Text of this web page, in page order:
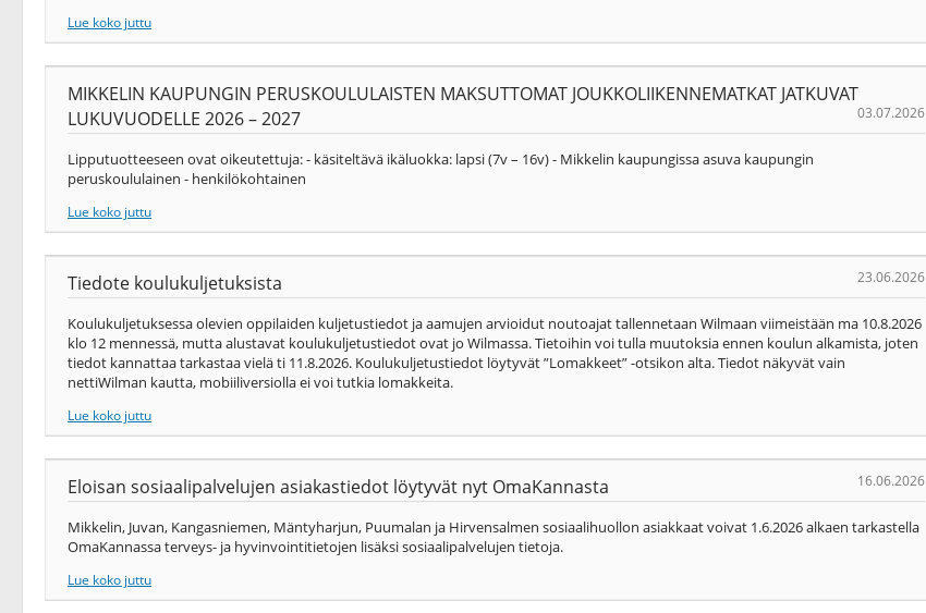
Lue koko juttu
MIKKELIN KAUPUNGIN PERUSKOULULAISTEN MAKSUTTOMAT JOUKKOLIIKENNEMATKAT JATKUVAT
LUKUVUODELLE 2026 – 2027
03.07.2026
Lipputuotteeseen ovat oikeutettuja: - käsiteltävä ikäluokka: lapsi (7v – 16v) - Mikkelin kaupungissa asuva kaupungin
peruskoululainen - henkilökohtainen
Lue koko juttu
Tiedote koulukuljetuksista 23.06.2026
Koulukuljetuksessa olevien oppilaiden kuljetustiedot ja aamujen arvioidut noutoajat tallennetaan Wilmaan viimeistään ma 10.8.2026
klo 12 mennessä, mutta alustavat koulukuljetustiedot ovat jo Wilmassa. Tietoihin voi tulla muutoksia ennen koulun alkamista, joten
tiedot kannattaa tarkastaa vielä ti 11.8.2026. Koulukuljetustiedot löytyvät ”Lomakkeet” -otsikon alta. Tiedot näkyvät vain
nettiWilman kautta, mobiiliversiolla ei voi tutkia lomakkeita.
Lue koko juttu
Eloisan sosiaalipalvelujen asiakastiedot löytyvät nyt OmaKannasta 16.06.2026
Mikkelin, Juvan, Kangasniemen, Mäntyharjun, Puumalan ja Hirvensalmen sosiaalihuollon asiakkaat voivat 1.6.2026 alkaen tarkastella
OmaKannassa terveys-​ ja hyvinvointitietojen lisäksi sosiaalipalvelujen tietoja.
Lue koko juttu